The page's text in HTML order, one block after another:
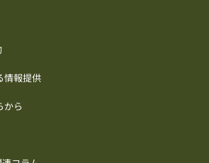
情報提供
から